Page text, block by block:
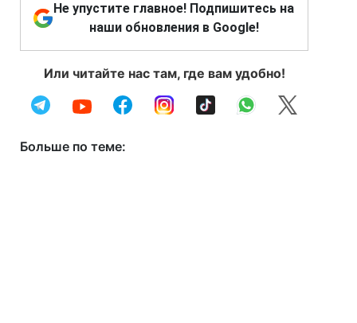
Не упустите главное! Подпишитесь на
наши обновления в Google!
Или читайте нас там, где вам удобно!
Больше по теме: